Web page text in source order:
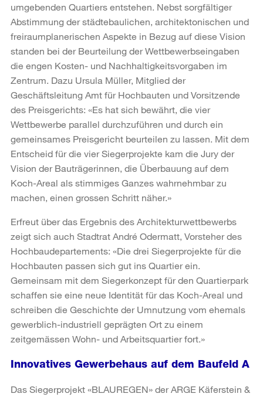
umgebenden Quartiers entstehen. Nebst sorgfältiger
Abstimmung der städtebaulichen, architektonischen und
freiraumplanerischen Aspekte in Bezug auf diese Vision
standen bei der Beurteilung der Wettbewerbseingaben
die engen Kosten- und Nachhaltigkeitsvorgaben im
Zentrum. Dazu Ursula Müller, Mitglied der
Geschäftsleitung Amt für Hochbauten und Vorsitzende
des Preisgerichts: «Es hat sich bewährt, die vier
Wettbewerbe parallel durchzuführen und durch ein
gemeinsames Preisgericht beurteilen zu lassen. Mit dem
Entscheid für die vier Siegerprojekte kam die Jury der
Vision der Bauträgerinnen, die Überbauung auf dem
Koch-Areal als stimmiges Ganzes wahrnehmbar zu
machen, einen grossen Schritt näher.»
Erfreut über das Ergebnis des Architekturwettbewerbs
zeigt sich auch Stadtrat André Odermatt, Vorsteher des
Hochbaudepartements: «Die drei Siegerprojekte für die
Hochbauten passen sich gut ins Quartier ein.
Gemeinsam mit dem Siegerkonzept für den Quartierpark
schaffen sie eine neue Identität für das Koch-Areal und
schreiben die Geschichte der Umnutzung vom ehemals
gewerblich-industriell geprägten Ort zu einem
zeitgemässen Wohn- und Arbeitsquartier fort.»
Innovatives Gewerbehaus auf dem Baufeld A
Das Siegerprojekt «BLAUREGEN» der ARGE Käferstein &